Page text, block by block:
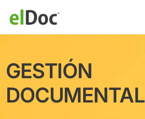
GESTIÓN
DOCUMENTAL